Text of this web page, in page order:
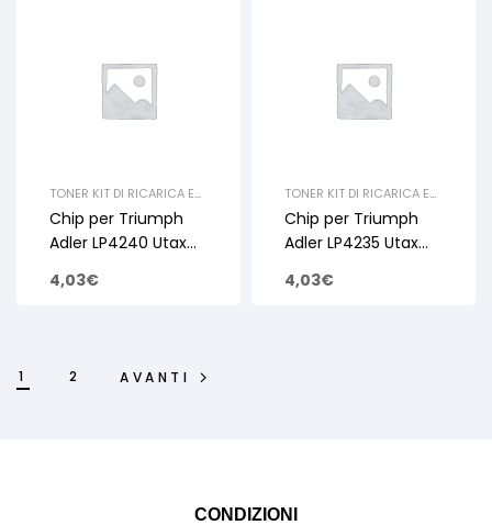
TONER KIT DI RICARICA E
RIGENERAZIONE
UTAX
CHIP, TRIUMPH ADLER,
CHIP
Chip per Triumph
Adler LP4240 Utax
4,03€
TONER KIT DI RICARICA E
RIGENERAZIONE
UTAX
CHIP, TRIUMPH ADLER,
CHIP
Chip per Triumph
Adler LP4235 Utax
4,03€
1 2 AVANTI
CONDIZIONI